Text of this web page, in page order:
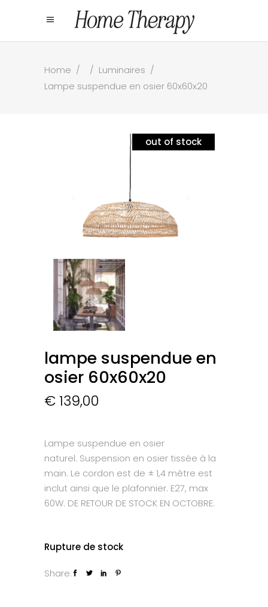
Home / / Luminaires /
Lampe suspendue en osier 60x60x20
out of stock
lampe suspendue en
osier 60x60x20
€139,00
Lampe suspendue en osier
naturel. Suspension en osier tissée à la
main. Le cordon est de ± 1,4 mètre est
inclut ainsi que le plafonnier. E27, max
60W. DE RETOUR DE STOCK EN OCTOBRE.
Rupture de stock
Share: